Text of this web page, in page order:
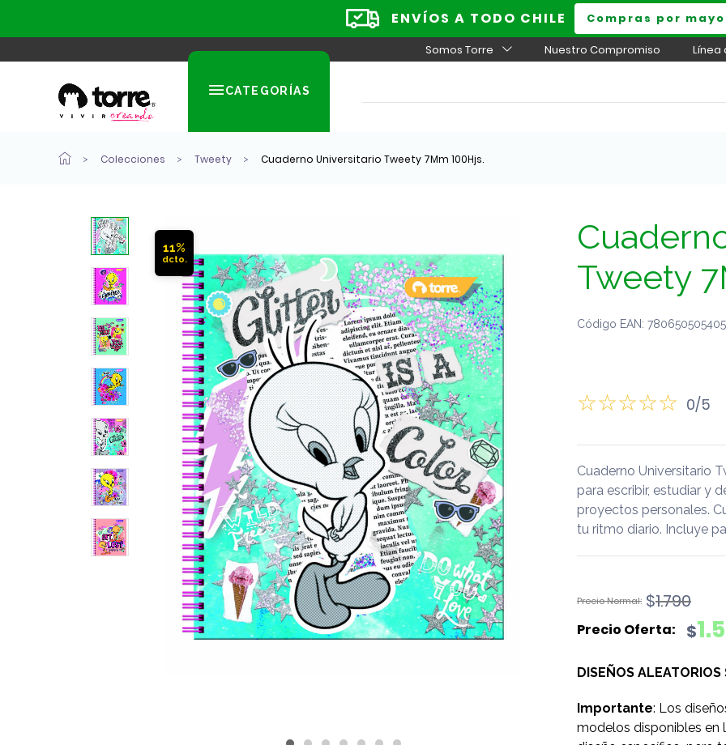
ENVÍOS A TODO CHILE Compras por
Somos Torre Nuestro Compromiso Línea
CATEGORÍAS
Colecciones Tweety Cuaderno Universitario Tweety 7Mm 100Hjs.
11%
Tweety
Código EAN:
0/5
Cuaderno Universitario
para escribir, estudiar y
proyectos personales.
tu ritmo diario. Incluye
$1.790
El
original
$1.790.
$
El
actual
$1.590.
DISEÑOS
Importante: Los
modelos disponibles en